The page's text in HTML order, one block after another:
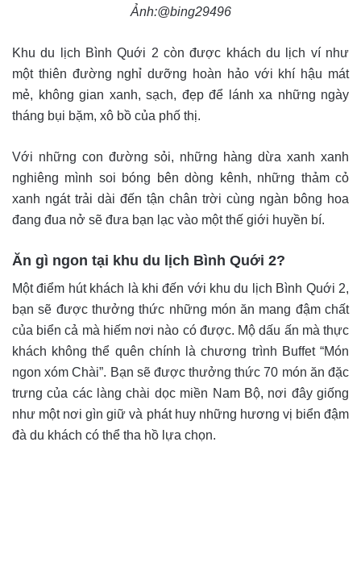
Ảnh:@bing29496
Khu du lịch Bình Quới 2 còn được khách du lịch ví như
một thiên đường nghỉ dưỡng hoàn hảo với khí hậu mát
mẻ, không gian xanh, sạch, đẹp để lánh xa những ngày
tháng bụi bặm, xô bồ của phố thị.
Với những con đường sỏi, những hàng dừa xanh xanh
nghiêng mình soi bóng bên dòng kênh, những thảm cỏ
xanh ngát trải dài đến tận chân trời cùng ngàn bông hoa
đang đua nở sẽ đưa bạn lạc vào một thế giới huyền bí.
Ăn gì ngon tại khu du lịch Bình Quới 2?
Một điểm hút khách là khi đến với khu du lịch Bình Quới 2,
bạn sẽ được thưởng thức những món ăn mang đậm chất
của biển cả mà hiếm nơi nào có được. Mộ dấu ấn mà thực
khách không thể quên chính là chương trình Buffet “Món
ngon xóm Chài”. Bạn sẽ được thưởng thức 70 món ăn đặc
trưng của các làng chài dọc miền Nam Bộ, nơi đây giống
như một nơi gìn giữ và phát huy những hương vị biển đậm
đà du khách có thể tha hồ lựa chọn.